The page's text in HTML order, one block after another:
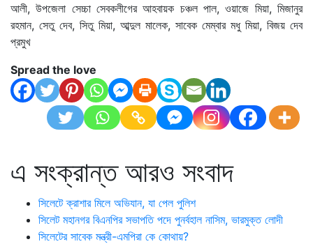
আলী, উপজেলা সেচ্চা সেবকলীগের আহবায়ক চঞ্চল পাল, ওয়াজে মিয়া, মিজানুর
রহমান, সেতু দেব, সিতু মিয়া, আব্দুল মালেক, সাবেক মেম্বার মধু মিয়া, বিজয় দেব
প্রমুখ
Spread the love
এ সংক্রান্ত আরও সংবাদ
সিলেটে ক্রাশার মিলে অভিযান, যা পেল পুলিশ
সিলেট মহানগর বিএনপির সভাপতি পদে পুনর্বহাল নাসিম, ভারমুক্ত লোদী
সিলেটের সাবেক মন্ত্রী-এমপিরা কে কোথায়?